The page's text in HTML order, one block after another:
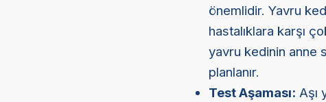
önemlidir. Yavru
hastalıklara karşı
yavru kedinin anne
planlanır.
Test Aşaması: Aşı